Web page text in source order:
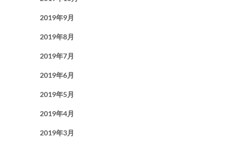
2019年9月
2019年8月
2019年7月
2019年6月
2019年5月
2019年4月
2019年3月